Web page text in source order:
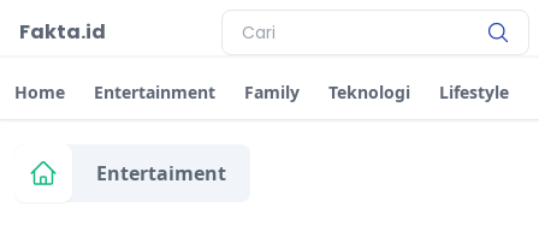
Fakta.id
Home Entertainment Family Teknologi Lifestyle
Entertaiment